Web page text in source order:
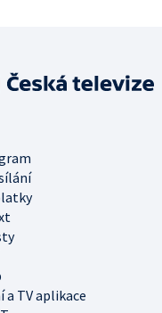
a TV aplikace